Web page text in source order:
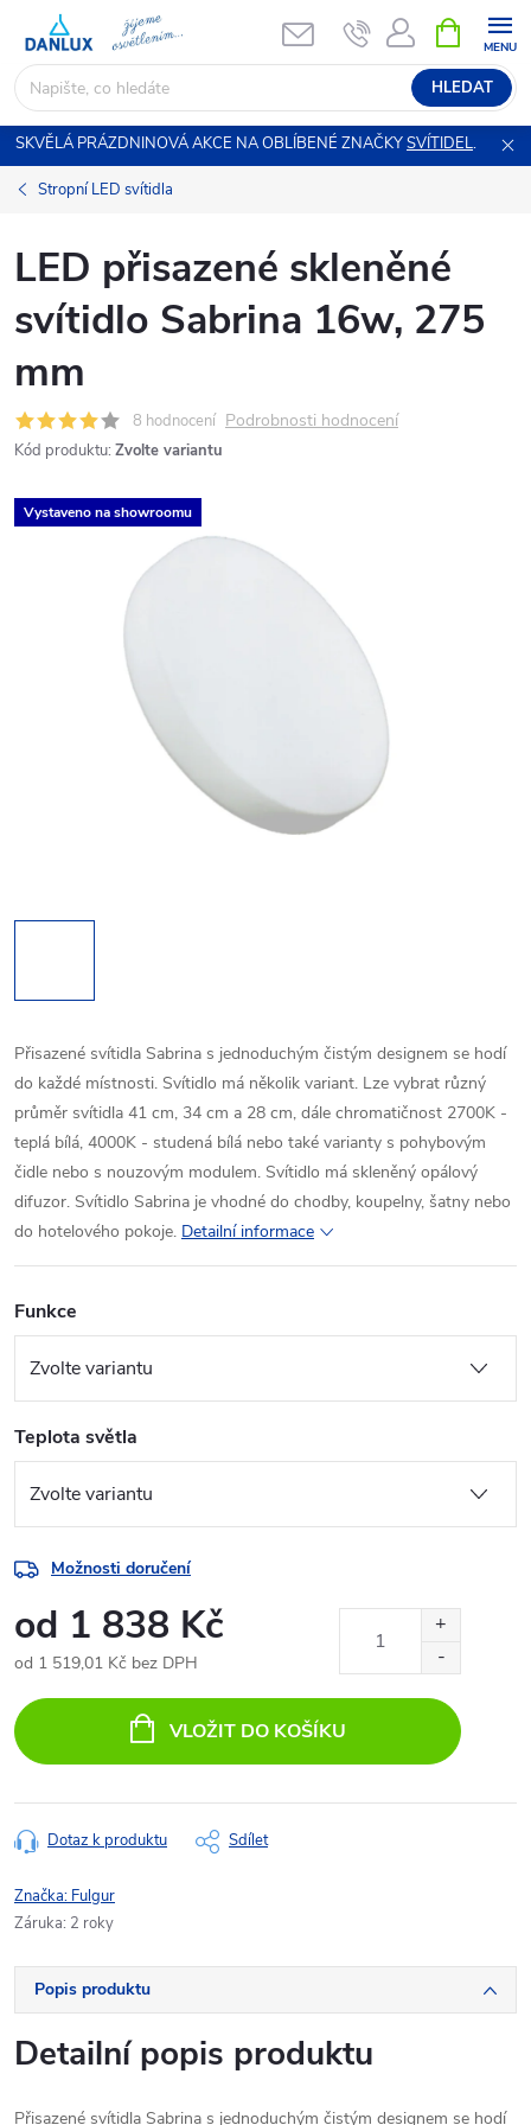
obsah
HLEDAT
NÁKUPNÍ
KOŠÍK
SKVĚLÁ PRÁZDNINOVÁ AKCE NA OBLÍBENÉ ZNAČKYSVÍTIDEL.
Stropní LED svítidla
LED přisazené skleněné
svítidlo Sabrina 16w, 275
mm
8 hodnocení Podrobnosti hodnocení
Kód produktu: Zvolte variantu
Vystaveno na showroomu
Přisazené svítidla Sabrina s jednoduchým čistým designem se hodí
do každé místnosti. Svítidlo má několik variant. Lze vybrat různý
průměr svítidla 41 cm, 34 cm a 28 cm, dále chromatičnost 2700K -
teplá bílá, 4000K - studená bílá nebo také varianty s pohybovým
čidle nebo s nouzovým modulem. Svítidlo má skleněný opálový
difuzor. Svítidlo Sabrina je vhodné do chodby, koupelny, šatny nebo
do hotelového pokoje. Detailní informace
Funkce
Teplota světla
Možnosti doručení
od 1 838 Kč
od 1 519,01 Kč bez DPH
cena:
VLOŽIT DO KOŠÍKU
Dotaz k produktu Sdílet
Značka: Fulgur
Záruka: 2 roky
Popis produktu
Detailní popis produktu
Přisazené svítidla Sabrina s jednoduchým čistým designem se hodí